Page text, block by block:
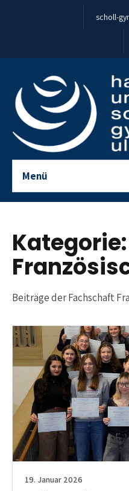
Zum Inhalt springen
scholl-
Menü
Kategorie:
Beiträge der Fachschaft
19. Januar 2026